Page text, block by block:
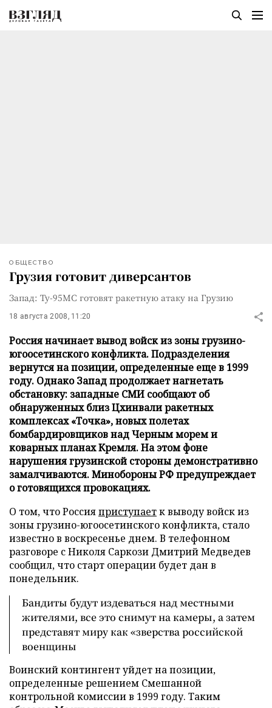
ОБЩЕСТВО
Грузия готовит диверсантов
Запад: Ту-95МС готовят ракетную атаку на Грузию
18 августа 2008, 11:20
Россия начинает вывод войск из зоны грузино-
югоосетинского конфликта. Подразделения
вернутся на позиции, определенные еще в 1999
году. Однако Запад продолжает нагнетать
обстановку: западные СМИ сообщают об
обнаруженных близ Цхинвали ракетных
комплексах «Точка», новых полетах
бомбардировщиков над Черным морем и
коварных планах Кремля. На этом фоне
нарушения грузинской стороны демонстративно
замалчиваются. Минобороны РФ предупреждает
о готовящихся провокациях.
О том, что Россияприступаетк выводу войск из
зоны грузино-югоосетинского конфликта, стало
известно в воскресенье днем. В телефонном
разговоре с Николя Саркози Дмитрий Медведев
сообщил, что старт операции будет дан в
понедельник.
Бандиты будут издеваться над местными
жителями, все это снимут на камеры, а затем
представят миру как «зверства российской
военщины
Воинский контингент уйдет на позиции,
определенные решением Смешанной
контрольной комиссии в 1999 году. Таким